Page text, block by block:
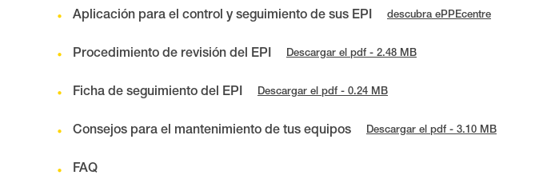
Aplicación para el control y seguimiento de sus EPI descubra ePPEcentre
Procedimiento de revisión del EPI Descargar el pdf - 2.48 MB
Ficha de seguimiento del EPI Descargar el pdf - 0.24 MB
Consejos para el mantenimiento de tus equipos Descargar el pdf - 3.10 MB
FAQ